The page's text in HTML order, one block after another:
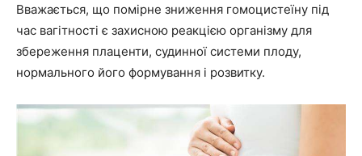
Вважається, що помірне зниження гомоцистеїну під
час вагітності є захисною реакцією організму для
збереження плаценти, судинної системи плоду,
нормального його формування і розвитку.